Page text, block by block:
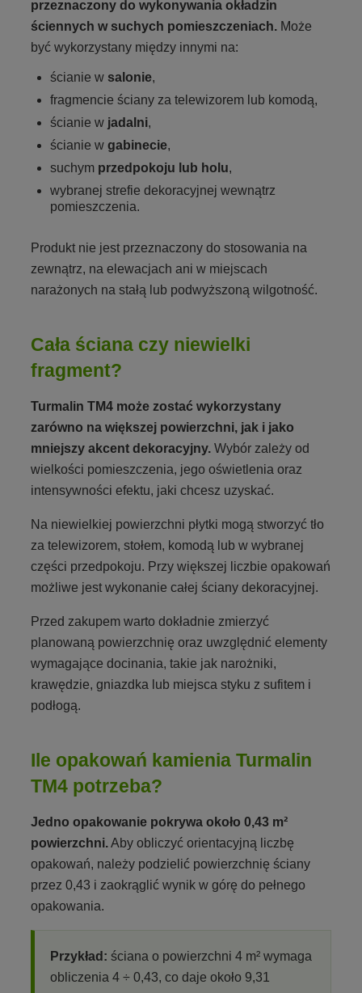
przeznaczony do wykonywania okładzin
ściennych w suchych pomieszczeniach. Może
być wykorzystany między innymi na:
ścianie w salonie,
fragmencie ściany za telewizorem lub komodą,
ścianie w jadalni,
ścianie w gabinecie,
suchym przedpokoju lub holu,
wybranej strefie dekoracyjnej wewnątrz
pomieszczenia.
Produkt nie jest przeznaczony do stosowania na
zewnątrz, na elewacjach ani w miejscach
narażonych na stałą lub podwyższoną wilgotność.
Cała ściana czy niewielki
fragment?
Turmalin TM4 może zostać wykorzystany
zarówno na większej powierzchni, jak i jako
mniejszy akcent dekoracyjny. Wybór zależy od
wielkości pomieszczenia, jego oświetlenia oraz
intensywności efektu, jaki chcesz uzyskać.
Na niewielkiej powierzchni płytki mogą stworzyć tło
za telewizorem, stołem, komodą lub w wybranej
części przedpokoju. Przy większej liczbie opakowań
możliwe jest wykonanie całej ściany dekoracyjnej.
Przed zakupem warto dokładnie zmierzyć
planowaną powierzchnię oraz uwzględnić elementy
wymagające docinania, takie jak narożniki,
krawędzie, gniazdka lub miejsca styku z sufitem i
podłogą.
Ile opakowań kamienia Turmalin
TM4 potrzeba?
Jedno opakowanie pokrywa około 0,43 m²
powierzchni.Aby obliczyć orientacyjną liczbę
opakowań, należy podzielić powierzchnię ściany
przez 0,43 i zaokrąglić wynik w górę do pełnego
opakowania.
Przykład: ściana o powierzchni 4 m² wymaga
obliczenia 4 ÷ 0,43, co daje około 9,31